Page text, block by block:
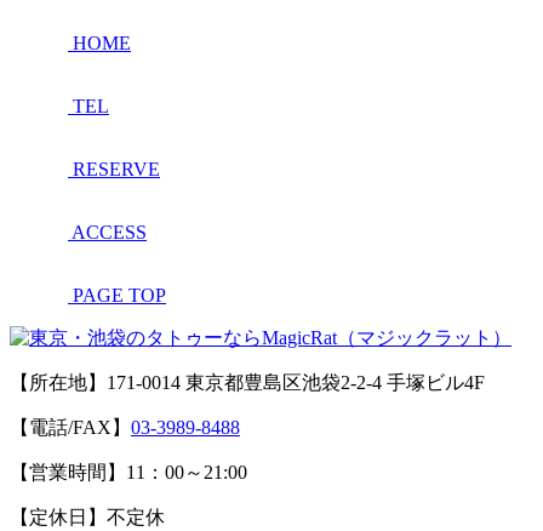
HOME
TEL
RESERVE
ACCESS
PAGE TOP
【所在地】171-0014 東京都豊島区池袋2-2-4 手塚ビル4F
【電話/FAX】 03-3989-8488
【営業時間】11：00～21:00
【定休日】不定休